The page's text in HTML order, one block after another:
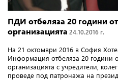
ПДИ отбеляза 20 години
организацията 24.10.2016 г.
На 21 октомври 2016 в София
Информация отбеляза 20 години
организацията с учредители,
проведе под патронажа на